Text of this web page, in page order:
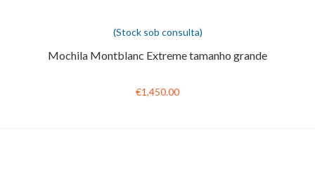
(Stock sob consulta)
Mochila Montblanc Extreme tamanho grande
€1,450.00